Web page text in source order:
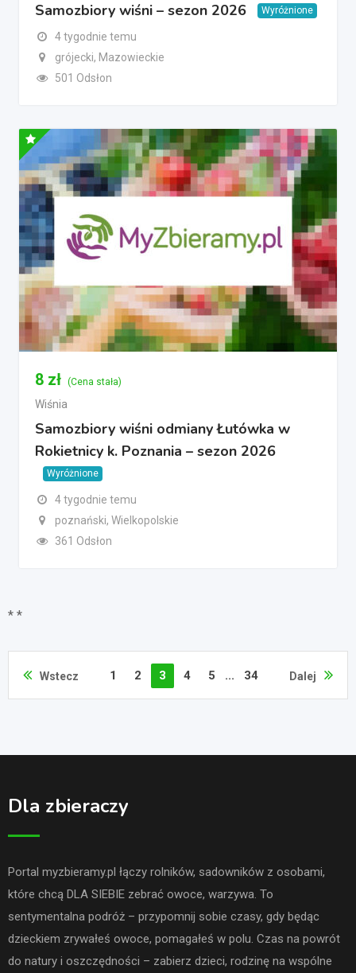
Samozbiory wiśni – sezon 2026 Wyróżnione
4 tygodnie temu
grójecki, Mazowieckie
501 Odsłon
8 zł (Cena stała)
Wiśnia
Samozbiory wiśni odmiany Łutówka w
Rokietnicy k. Poznania – sezon 2026
Wyróżnione
4 tygodnie temu
poznański, Wielkopolskie
361 Odsłon
* *
Wstecz 1 2 3 4 5 ... 34 Dalej
Dla zbieraczy
Portal myzbieramy.pl łączy rolników, sadowników z osobami,
które chcą DLA SIEBIE zebrać owoce, warzywa. To
sentymentalna podróż – przypomnij sobie czasy, gdy będąc
dzieckiem zrywałeś owoce, pomagałeś w polu. Czas na powrót
do natury i oszczędności – zabierz dzieci, rodzinę na wspólne